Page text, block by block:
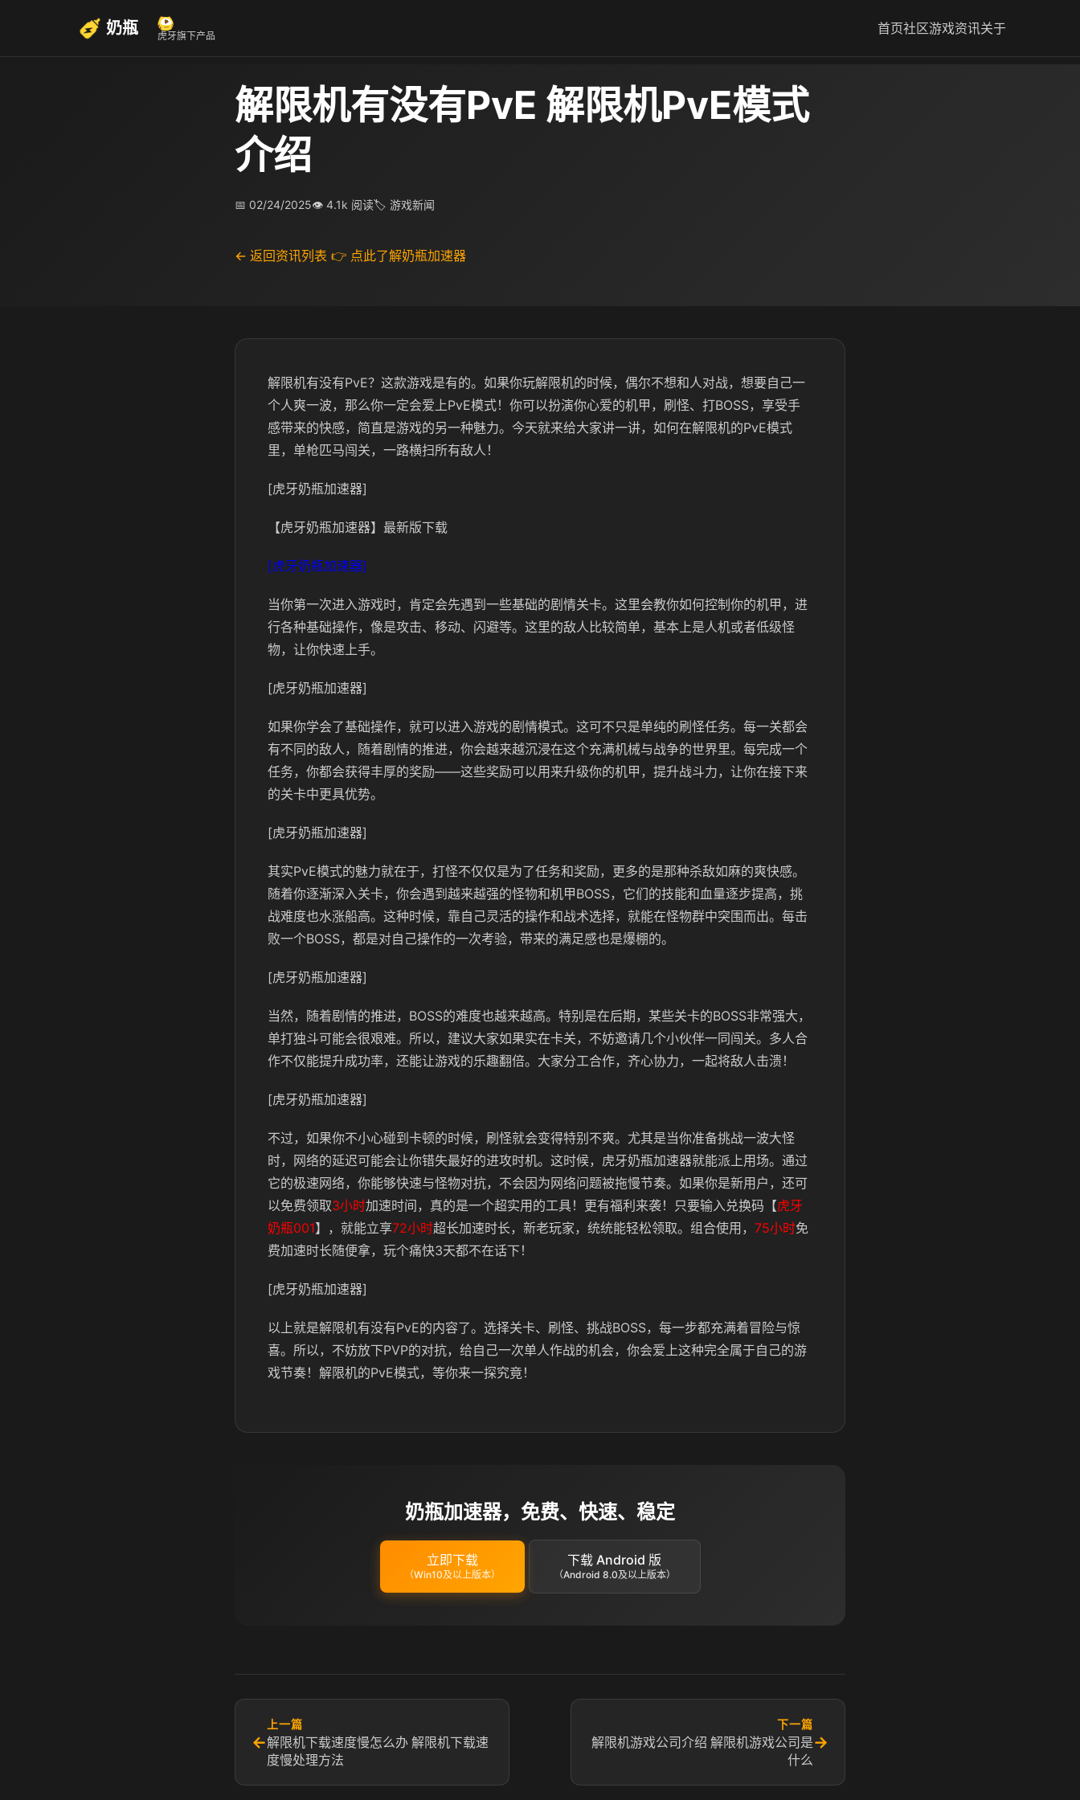
奶瓶 虎牙旗下产品 首页社区游戏资讯关于
解限机有没有PvE 解限机PvE模式
介绍
📅 02/24/2025👁 4.1k 阅读🏷 游戏新闻
← 返回资讯列表 👉 点此了解奶瓶加速器
解限机有没有PvE？这款游戏是有的。如果你玩解限机的时候，偶尔不想和人对战，想要自己一
个人爽一波，那么你一定会爱上PvE模式！你可以扮演你心爱的机甲，刷怪、打BOSS，享受手
感带来的快感，简直是游戏的另一种魅力。今天就来给大家讲一讲，如何在解限机的PvE模式
里，单枪匹马闯关，一路横扫所有敌人！
[虎牙奶瓶加速器]
【虎牙奶瓶加速器】最新版下载
[虎牙奶瓶加速器]
当你第一次进入游戏时，肯定会先遇到一些基础的剧情关卡。这里会教你如何控制你的机甲，进
行各种基础操作，像是攻击、移动、闪避等。这里的敌人比较简单，基本上是人机或者低级怪
物，让你快速上手。
[虎牙奶瓶加速器]
如果你学会了基础操作，就可以进入游戏的剧情模式。这可不只是单纯的刷怪任务。每一关都会
有不同的敌人，随着剧情的推进，你会越来越沉浸在这个充满机械与战争的世界里。每完成一个
任务，你都会获得丰厚的奖励——这些奖励可以用来升级你的机甲，提升战斗力，让你在接下来
的关卡中更具优势。
[虎牙奶瓶加速器]
其实PvE模式的魅力就在于，打怪不仅仅是为了任务和奖励，更多的是那种杀敌如麻的爽快感。
随着你逐渐深入关卡，你会遇到越来越强的怪物和机甲BOSS，它们的技能和血量逐步提高，挑
战难度也水涨船高。这种时候，靠自己灵活的操作和战术选择，就能在怪物群中突围而出。每击
败一个BOSS，都是对自己操作的一次考验，带来的满足感也是爆棚的。
[虎牙奶瓶加速器]
当然，随着剧情的推进，BOSS的难度也越来越高。特别是在后期，某些关卡的BOSS非常强大，
单打独斗可能会很艰难。所以，建议大家如果实在卡关，不妨邀请几个小伙伴一同闯关。多人合
作不仅能提升成功率，还能让游戏的乐趣翻倍。大家分工合作，齐心协力，一起将敌人击溃！
[虎牙奶瓶加速器]
不过，如果你不小心碰到卡顿的时候，刷怪就会变得特别不爽。尤其是当你准备挑战一波大怪
时，网络的延迟可能会让你错失最好的进攻时机。这时候，虎牙奶瓶加速器就能派上用场。通过
它的极速网络，你能够快速与怪物对抗，不会因为网络问题被拖慢节奏。如果你是新用户，还可
以免费领取3小时加速时间，真的是一个超实用的工具！更有福利来袭！只要输入兑换码【虎牙
奶瓶001】，就能立享72小时超长加速时长，新老玩家，统统能轻松领取。组合使用， 75小时免
费加速时长随便拿，玩个痛快3天都不在话下！
[虎牙奶瓶加速器]
以上就是解限机有没有PvE的内容了。选择关卡、刷怪、挑战BOSS，每一步都充满着冒险与惊
喜。所以，不妨放下PVP的对抗，给自己一次单人作战的机会，你会爱上这种完全属于自己的游
戏节奏！解限机的PvE模式，等你来一探究竟！
奶瓶加速器，免费、快速、稳定
立即下载
（Win10及以上版本）
下载 Android 版
（Android 8.0及以上版本）
←
上一篇
解限机下载速度慢怎么办 解限机下载速
度慢处理方法
下一篇
解限机游戏公司介绍 解限机游戏公司是
什么
→